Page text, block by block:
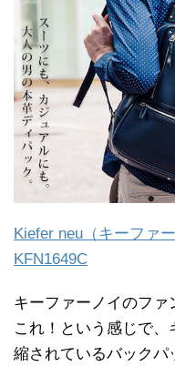
Kiefer neu（キーファ
KFN1649C
キーファーノイのフ
これ！という感じで
縮されているバックパ